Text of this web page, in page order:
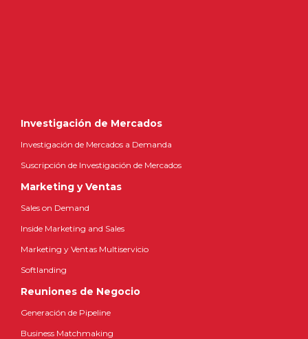
Investigación de Mercados
Investigación de Mercados a Demanda
Suscripción de Investigación de Mercados
Marketing y Ventas
Sales on Demand
Inside Marketing and Sales
Marketing y Ventas Multiservicio
Softlanding
Reuniones de Negocio
Generación de Pipeline
Business Matchmaking